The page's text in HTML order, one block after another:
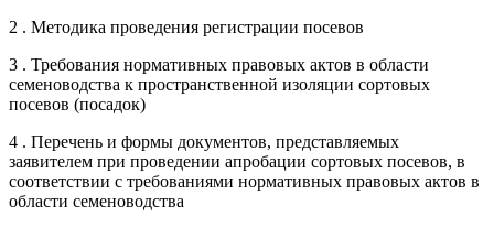
2 . Методика проведения регистрации посевов
3 . Требования нормативных правовых актов в области
семеноводства к пространственной изоляции сортовых
посевов (посадок)
4 . Перечень и формы документов, представляемых
заявителем при проведении апробации сортовых посевов, в
соответствии с требованиями нормативных правовых актов в
области семеноводства